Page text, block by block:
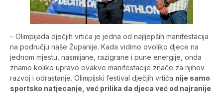
– Olimpijada dječjih vrtića je jedna od najljepših manifestacija
na području naše Županije. Kada vidimo ovoliko djece na
jednom mjestu, nasmijane, razigrane i pune energije, onda
znamo koliko upravo ovakve manifestacije znače za njihov
razvoj i odrastanje. Olimpijski festival dječjih vrtića nije samo
sportsko natjecanje, već prilika da djeca već od najranije